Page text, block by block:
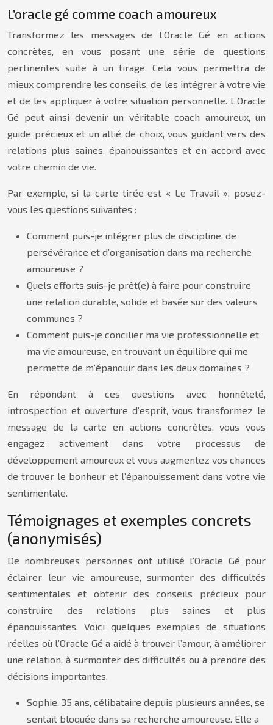
L’oracle gé comme coach amoureux
Transformez les messages de l’Oracle Gé en actions
concrètes, en vous posant une série de questions
pertinentes suite à un tirage. Cela vous permettra de
mieux comprendre les conseils, de les intégrer à votre vie
et de les appliquer à votre situation personnelle. L’Oracle
Gé peut ainsi devenir un véritable coach amoureux, un
guide précieux et un allié de choix, vous guidant vers des
relations plus saines, épanouissantes et en accord avec
votre chemin de vie.
Par exemple, si la carte tirée est « Le Travail », posez-
vous les questions suivantes :
Comment puis-je intégrer plus de discipline, de
persévérance et d’organisation dans ma recherche
amoureuse ?
Quels efforts suis-je prêt(e) à faire pour construire
une relation durable, solide et basée sur des valeurs
communes ?
Comment puis-je concilier ma vie professionnelle et
ma vie amoureuse, en trouvant un équilibre qui me
permette de m’épanouir dans les deux domaines ?
En répondant à ces questions avec honnêteté,
introspection et ouverture d’esprit, vous transformez le
message de la carte en actions concrètes, vous vous
engagez activement dans votre processus de
développement amoureux et vous augmentez vos chances
de trouver le bonheur et l’épanouissement dans votre vie
sentimentale.
Témoignages et exemples concrets
(anonymisés)
De nombreuses personnes ont utilisé l’Oracle Gé pour
éclairer leur vie amoureuse, surmonter des difficultés
sentimentales et obtenir des conseils précieux pour
construire des relations plus saines et plus
épanouissantes. Voici quelques exemples de situations
réelles où l’Oracle Gé a aidé à trouver l’amour, à améliorer
une relation, à surmonter des difficultés ou à prendre des
décisions importantes.
Sophie, 35 ans, célibataire depuis plusieurs années, se
sentait bloquée dans sa recherche amoureuse. Elle a